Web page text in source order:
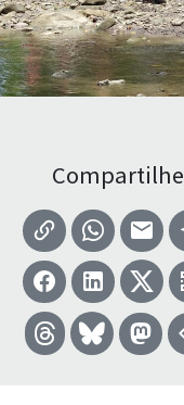
Compartilhe